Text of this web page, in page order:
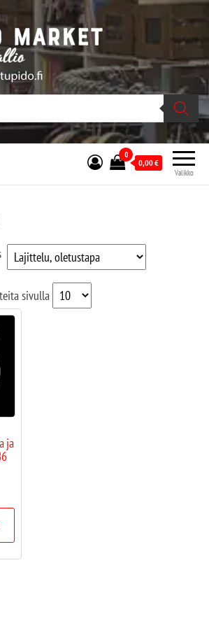
– verkossa ja kivijalassa
Stupido Market on vaihtoehtomusaan
erikoistunut verkko- sekä
kivijalkakauppa Helsingissä Kallion
sydämessä.
Valikko
0
0,00€
sivulla
ja